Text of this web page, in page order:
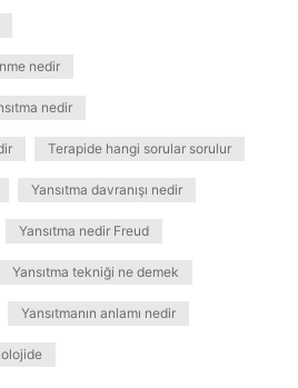
nedir
nedir
Terapide hangi sorular sorulur
Yansıtma davranışı nedir
Yansıtma nedir Freud
Yansıtma tekniği ne demek
Yansıtmanın anlamı nedir